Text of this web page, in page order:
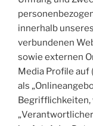
innerhalb
verbundenen
sowie externen
Media Profile
als
Begrifflichkeiten,